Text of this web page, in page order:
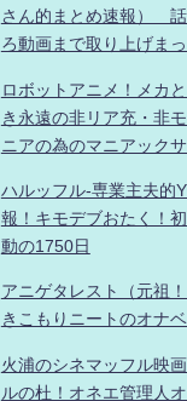
さん的まとめ速報）
ろ動画まで取り上げま
ロボットアニメ！メカ
き永遠の非リア充・非
ニアの為のマニアック
ハルッフル-専業主夫的
報！キモデブおたく！
動の1750日
アニゲタレスト（元祖
きこもりニートのオナ
火浦のシネマッフル映
ルの杜！オネエ管理人